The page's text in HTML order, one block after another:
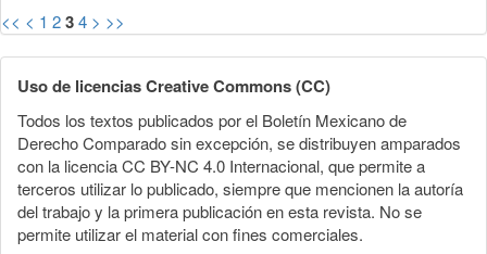
<< < 1 234 > >>
Uso de licencias Creative Commons (CC)
Todos los textos publicados por el Boletín Mexicano de
Derecho Comparado sin excepción, se distribuyen amparados
con la licencia CC BY-NC 4.0 Internacional, que permite a
terceros utilizar lo publicado, siempre que mencionen la autoría
del trabajo y la primera publicación en esta revista. No se
permite utilizar el material con fines comerciales.